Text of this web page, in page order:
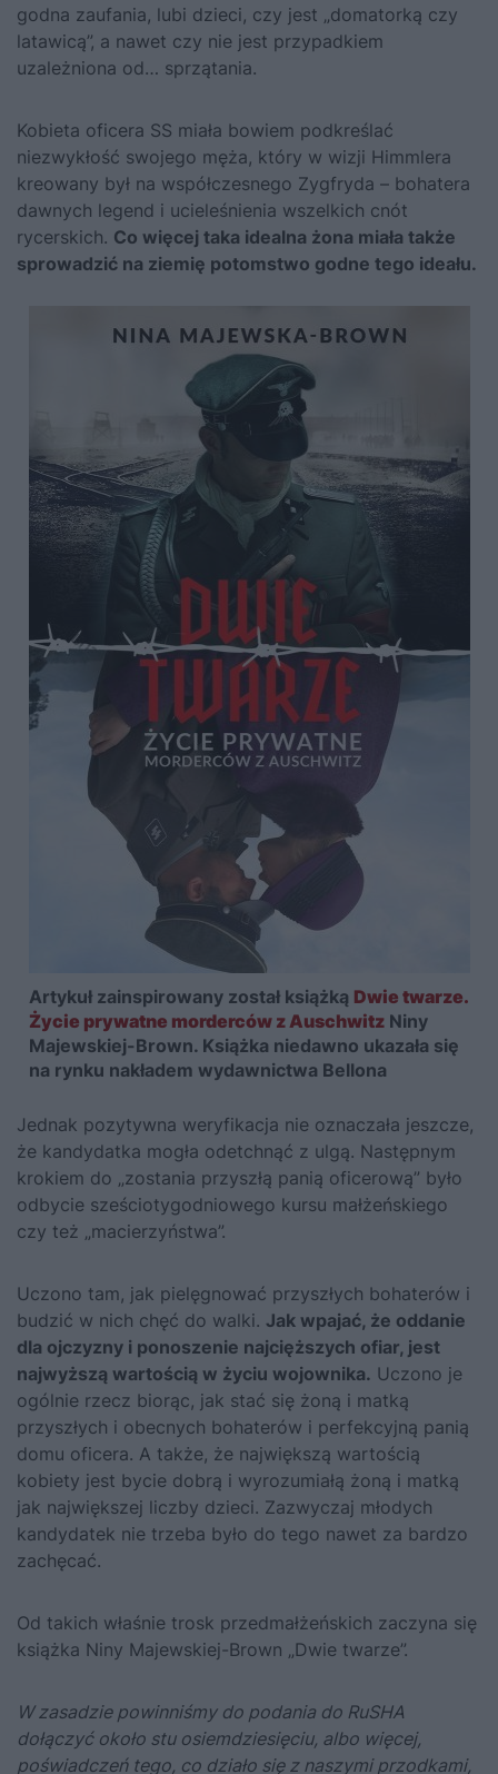
godna zaufania, lubi dzieci, czy jest „domatorką czy
latawicą”, a nawet czy nie jest przypadkiem
uzależniona od… sprzątania.
Kobieta oficera SS miała bowiem podkreślać
niezwykłość swojego męża, który w wizji Himmlera
kreowany był na współczesnego Zygfryda – bohatera
dawnych legend i ucieleśnienia wszelkich cnót
rycerskich. Co więcej taka idealna żona miała także
sprowadzić na ziemię potomstwo godne tego ideału.
Artykuł zainspirowany został książką Dwie twarze.
Życie prywatne morderców z AuschwitzNiny
Majewskiej-Brown. Książka niedawno ukazała się
na rynku nakładem wydawnictwa Bellona
Jednak pozytywna weryfikacja nie oznaczała jeszcze,
że kandydatka mogła odetchnąć z ulgą. Następnym
krokiem do „zostania przyszłą panią oficerową” było
odbycie sześciotygodniowego kursu małżeńskiego
czy też „macierzyństwa”.
Uczono tam, jak pielęgnować przyszłych bohaterów i
budzić w nich chęć do walki. Jak wpajać, że oddanie
dla ojczyzny i ponoszenie najcięższych ofiar, jest
najwyższą wartością w życiu wojownika. Uczono je
ogólnie rzecz biorąc, jak stać się żoną i matką
przyszłych i obecnych bohaterów i perfekcyjną panią
domu oficera. A także, że największą wartością
kobiety jest bycie dobrą i wyrozumiałą żoną i matką
jak największej liczby dzieci. Zazwyczaj młodych
kandydatek nie trzeba było do tego nawet za bardzo
zachęcać.
Od takich właśnie trosk przedmałżeńskich zaczyna się
książka Niny Majewskiej-Brown „Dwie twarze”.
W zasadzie powinniśmy do podania do RuSHA
dołączyć około stu osiemdziesięciu, albo więcej,
poświadczeń tego, co działo się z naszymi przodkami,